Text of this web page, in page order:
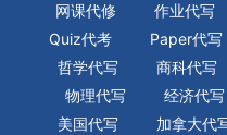
网课代修 作业代写
Quiz代考
Paper代写
哲学代写
商科代写
物理代写
经济代写
美国代写
加拿大代